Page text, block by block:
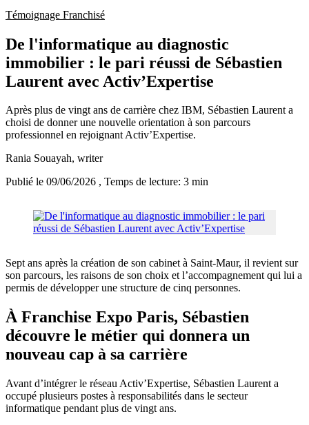
Témoignage Franchisé
De l'informatique au diagnostic
immobilier : le pari réussi de Sébastien
Laurent avec Activ’Expertise
Après plus de vingt ans de carrière chez IBM, Sébastien Laurent a
choisi de donner une nouvelle orientation à son parcours
professionnel en rejoignant Activ’Expertise.
Rania Souayah, writer
Publié le 09/06/2026 , Temps de lecture: 3 min
Sept ans après la création de son cabinet à Saint-Maur, il revient sur
son parcours, les raisons de son choix et l’accompagnement qui lui a
permis de développer une structure de cinq personnes.
À Franchise Expo Paris, Sébastien
découvre le métier qui donnera un
nouveau cap à sa carrière
Avant d’intégrer le réseau Activ’Expertise, Sébastien Laurent a
occupé plusieurs postes à responsabilités dans le secteur
informatique pendant plus de vingt ans.